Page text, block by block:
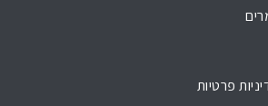
פרטיות